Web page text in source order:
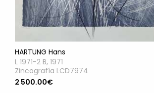
HARTUNG Hans
L 1971-2 B, 1971
Zincografía LCD7974
2 500.00€